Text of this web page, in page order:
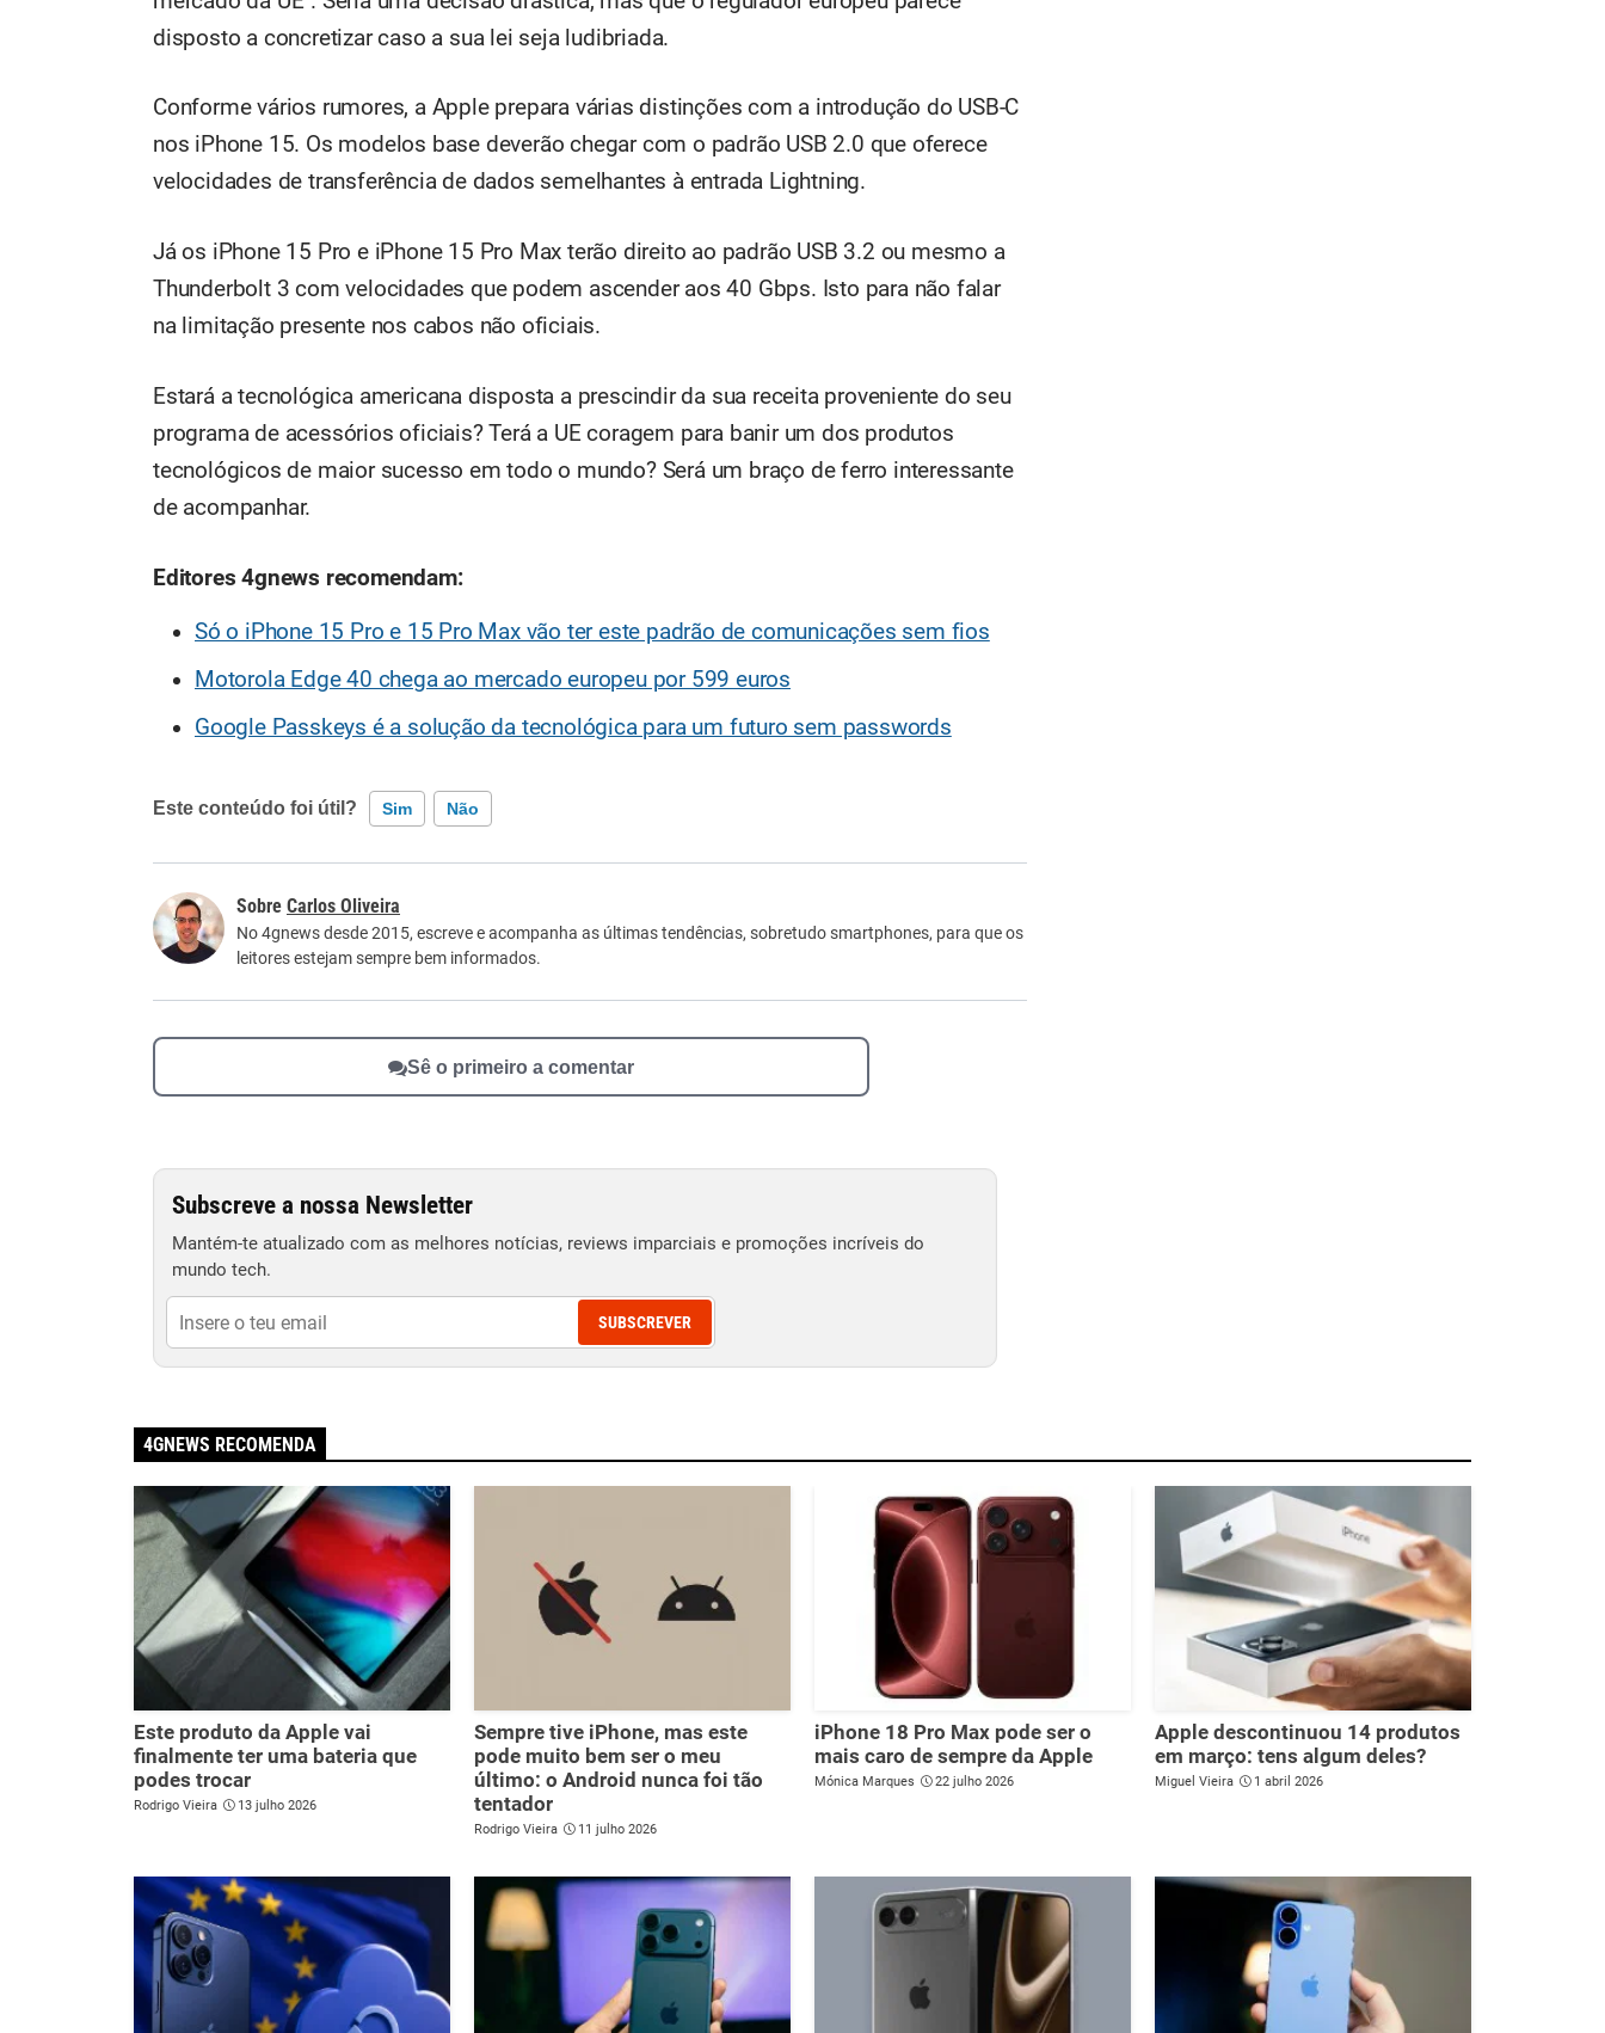
disposto a concretizar caso a sua lei seja ludibriada.
Conforme vários rumores, a Apple prepara várias distinções com a introdução do USB-C
nos iPhone 15. Os modelos base deverão chegar com o padrão USB 2.0 que oferece
velocidades de transferência de dados semelhantes à entrada Lightning.
Já os iPhone 15 Pro e iPhone 15 Pro Max terão direito ao padrão USB 3.2 ou mesmo a
Thunderbolt 3 com velocidades que podem ascender aos 40 Gbps. Isto para não falar
na limitação presente nos cabos não oficiais.
Estará a tecnológica americana disposta a prescindir da sua receita proveniente do seu
programa de acessórios oficiais? Terá a UE coragem para banir um dos produtos
tecnológicos de maior sucesso em todo o mundo? Será um braço de ferro interessante
de acompanhar.
Editores 4gnews recomendam:
Só o iPhone 15 Pro e 15 Pro Max vão ter este padrão de comunicações sem fios
Motorola Edge 40 chega ao mercado europeu por 599 euros
Google Passkeys é a solução da tecnológica para um futuro sem passwords
Este conteúdo foi útil? Sim Não
Este conteúdo não tem a informação que procuro
Carlos Oliveira
No 4gnews desde 2015, escreve e acompanha as últimas tendências, sobretudo smartphones, para que os
leitores estejam sempre bem informados.
Sê o primeiro a comentar
Subscreve a nossa Newsletter
Mantém-te atualizado com as melhores notícias, reviews imparciais e promoções incríveis do
mundo tech.
SUBSCREVER
4GNEWS RECOMENDA
Este produto da Apple vai
finalmente ter uma bateria que
podes trocar
Rodrigo Vieira 13 julho 2026
Sempre tive iPhone, mas este
pode muito bem ser o meu
último: o Android nunca foi tão
tentador
Rodrigo Vieira 11 julho 2026
iPhone 18 Pro Max pode ser o
mais caro de sempre da Apple
Mónica Marques 22 julho 2026
Apple descontinuou 14 produtos
em março: tens algum deles?
Miguel Vieira 1 abril 2026